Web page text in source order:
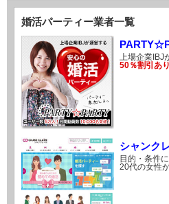
婚活パーティー業者一覧
上場企業IBJ
50％割引あり
シャンク
目的・条件
20代の女性